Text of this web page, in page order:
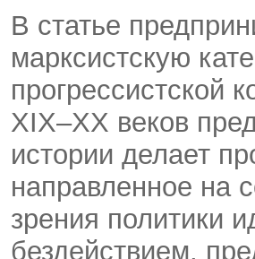
В статье
марксистскую
прогрессистской
XIX–XX веков
истории делает
направленное на
зрения политики
бездействием,